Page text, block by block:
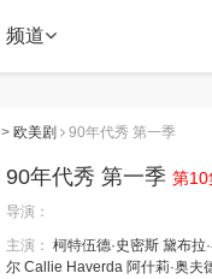
频道
> 欧美剧 90年代秀 第一季
90年代秀 第一季 第10
导演：
主演： 柯特伍德·史密斯 黛布拉
尔 Callie Haverda 阿什莉·奥夫